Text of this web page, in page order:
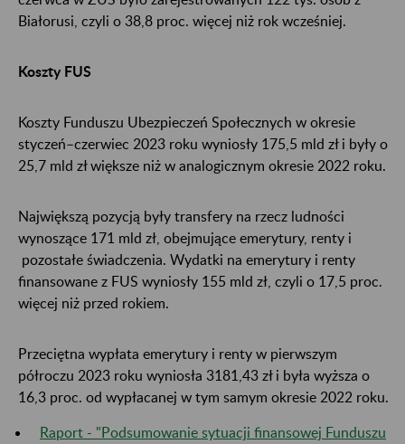
Białorusi, czyli o 38,8 proc. więcej niż rok wcześniej.
Koszty FUS
Koszty Funduszu Ubezpieczeń Społecznych w okresie
styczeń–czerwiec 2023 roku wyniosły 175,5 mld zł i były o
25,7 mld zł większe niż w analogicznym okresie 2022 roku.
Największą pozycją były transfery na rzecz ludności
wynoszące 171 mld zł, obejmujące emerytury, renty i
pozostałe świadczenia. Wydatki na emerytury i renty
finansowane z FUS wyniosły 155 mld zł, czyli o 17,5 proc.
więcej niż przed rokiem.
Przeciętna wypłata emerytury i renty w pierwszym
półroczu 2023 roku wyniosła 3181,43 zł i była wyższa o
16,3 proc. od wypłacanej w tym samym okresie 2022 roku.
Raport - "Podsumowanie sytuacji finansowej Funduszu